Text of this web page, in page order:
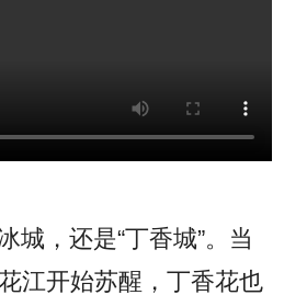
城，还是“丁香城”。当
江开始苏醒，丁香花也